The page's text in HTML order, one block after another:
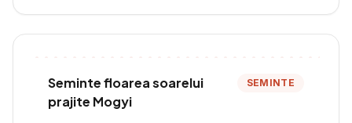
Seminte floarea soarelui
prajite Mogyi
SEMINTE